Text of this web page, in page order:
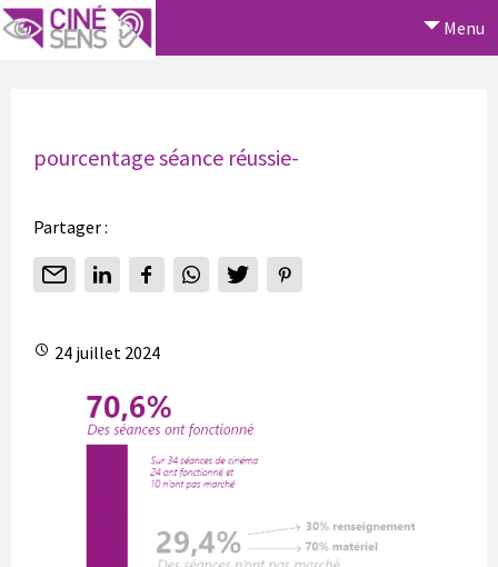
Menu
pourcentage séance réussie-
Partager :
24 juillet 2024